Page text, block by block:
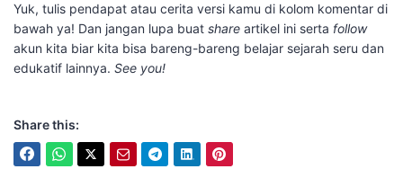
​Yuk, tulis pendapat atau cerita versi kamu di kolom komentar di
bawah ya! Dan jangan lupa buat share artikel ini serta follow
akun kita biar kita bisa bareng-bareng belajar sejarah seru dan
edukatif lainnya. See you!
Share this: